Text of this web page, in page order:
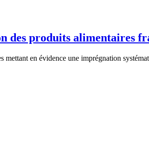
des produits alimentaires
en évidence une imprégnation